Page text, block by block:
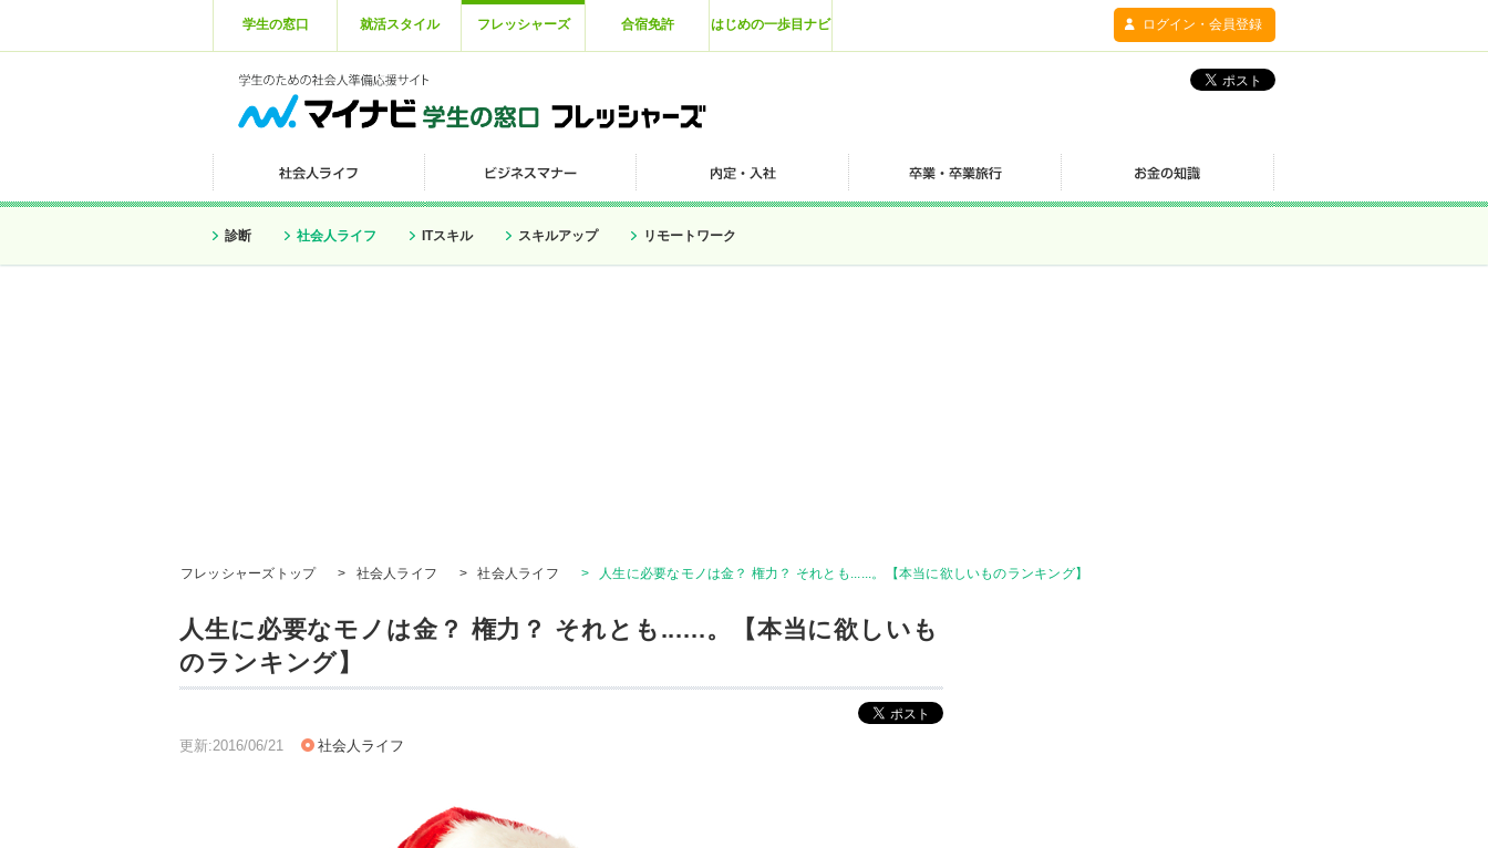
学生の窓口 就活スタイル フレッシャーズ 合宿免許 はじめの一歩目ナビ ログイン・会員登録
診断 社会人ライフ ITスキル スキルアップ リモートワーク
フレッシャーズトップ > 社会人ライフ > 社会人ライフ > 人生に必要なモノは金？ 権力？ それとも......。【本当に欲しいものランキング】
人生に必要なモノは金？ 権力？ それとも......。【本当に欲しいも
のランキング】
更新:2016/06/21 社会人ライフ